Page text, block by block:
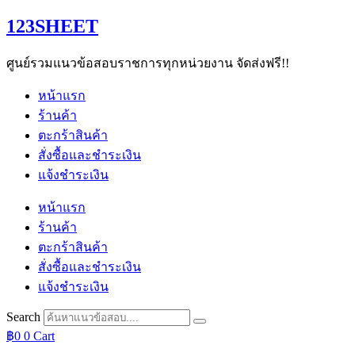
Skip
to
123SHEET
ศูนย์รวมแนวข้อสอบราชการทุกหน่วยงาน จัดส่งฟรี!!
หน้าแรก
ร้านค้า
ตะกร้าสินค้า
สั่งซื้อและชำระเงิน
แจ้งชำระเงิน
หน้าแรก
ร้านค้า
ตะกร้าสินค้า
สั่งซื้อและชำระเงิน
แจ้งชำระเงิน
Search
฿0 0 Cart